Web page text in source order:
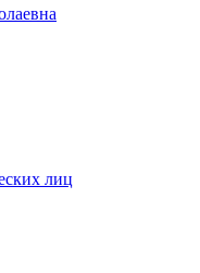
лиц